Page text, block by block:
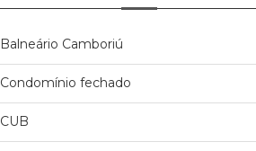
Balneário Camboriú
Condomínio fechado
CUB